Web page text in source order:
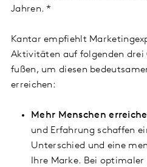
Jahren. *
Kantar empfiehlt
Aktivitäten auf folgenden
fußen, um diesen
erreichen:
Mehr Menschen
und Erfahrung schaffen
Unterschied und eine
Ihre Marke. Bei